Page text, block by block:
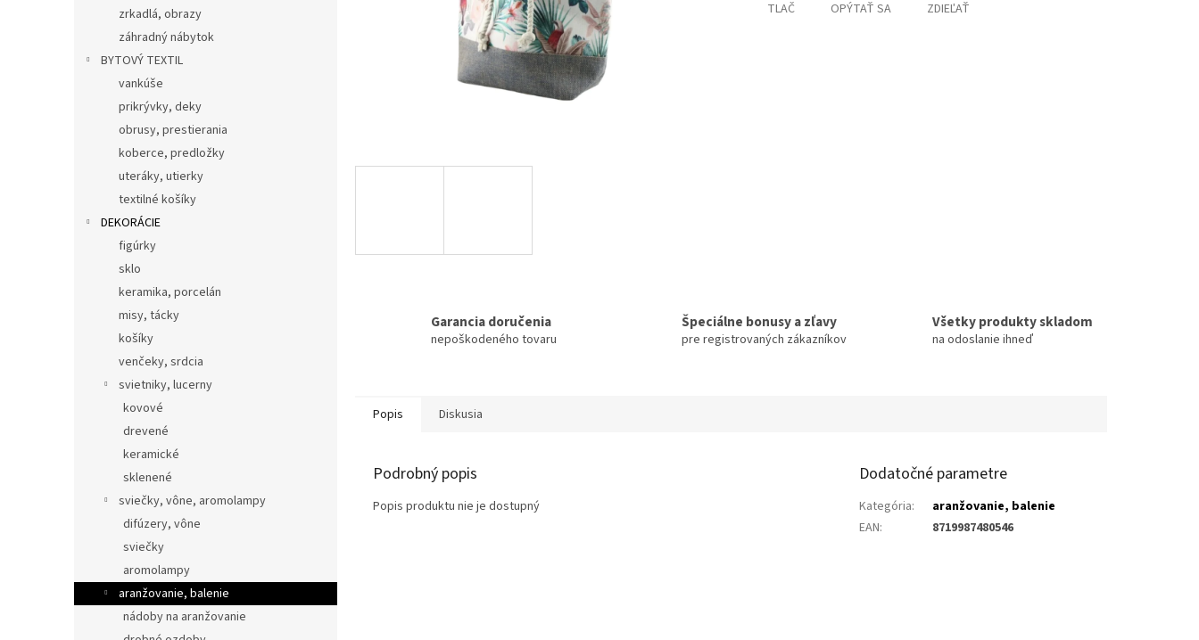
zrkadlá, obrazy
záhradný nábytok
BYTOVÝ TEXTIL
vankúše
prikrývky, deky
obrusy, prestierania
koberce, predložky
uteráky, utierky
textilné košíky
DEKORÁCIE
figúrky
sklo
keramika, porcelán
misy, tácky
košíky
venčeky, srdcia
svietniky, lucerny
kovové
drevené
keramické
sklenené
sviečky, vône, aromolampy
difúzery, vône
sviečky
aromolampy
aranžovanie, balenie
nádoby na aranžovanie
TLAČ OPÝTAŤ SA ZDIEĽAŤ
Garancia doručenia
nepoškodeného tovaru
Špeciálne bonusy a zľavy
pre registrovaných zákazníkov
Všetky produkty skladom
na odoslanie ihneď
Popis Diskusia
Podrobný popis
Popis produktu nie je dostupný
Dodatočné parametre
Kategória:
aranžovanie, balenie
EAN: 8719987480546